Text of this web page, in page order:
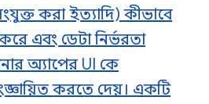
করা ইত্যাদি) কীভাবে
এবং ডেটা নির্ভরতা
অ্যাপের UI কে
করতে দেয়। একটি